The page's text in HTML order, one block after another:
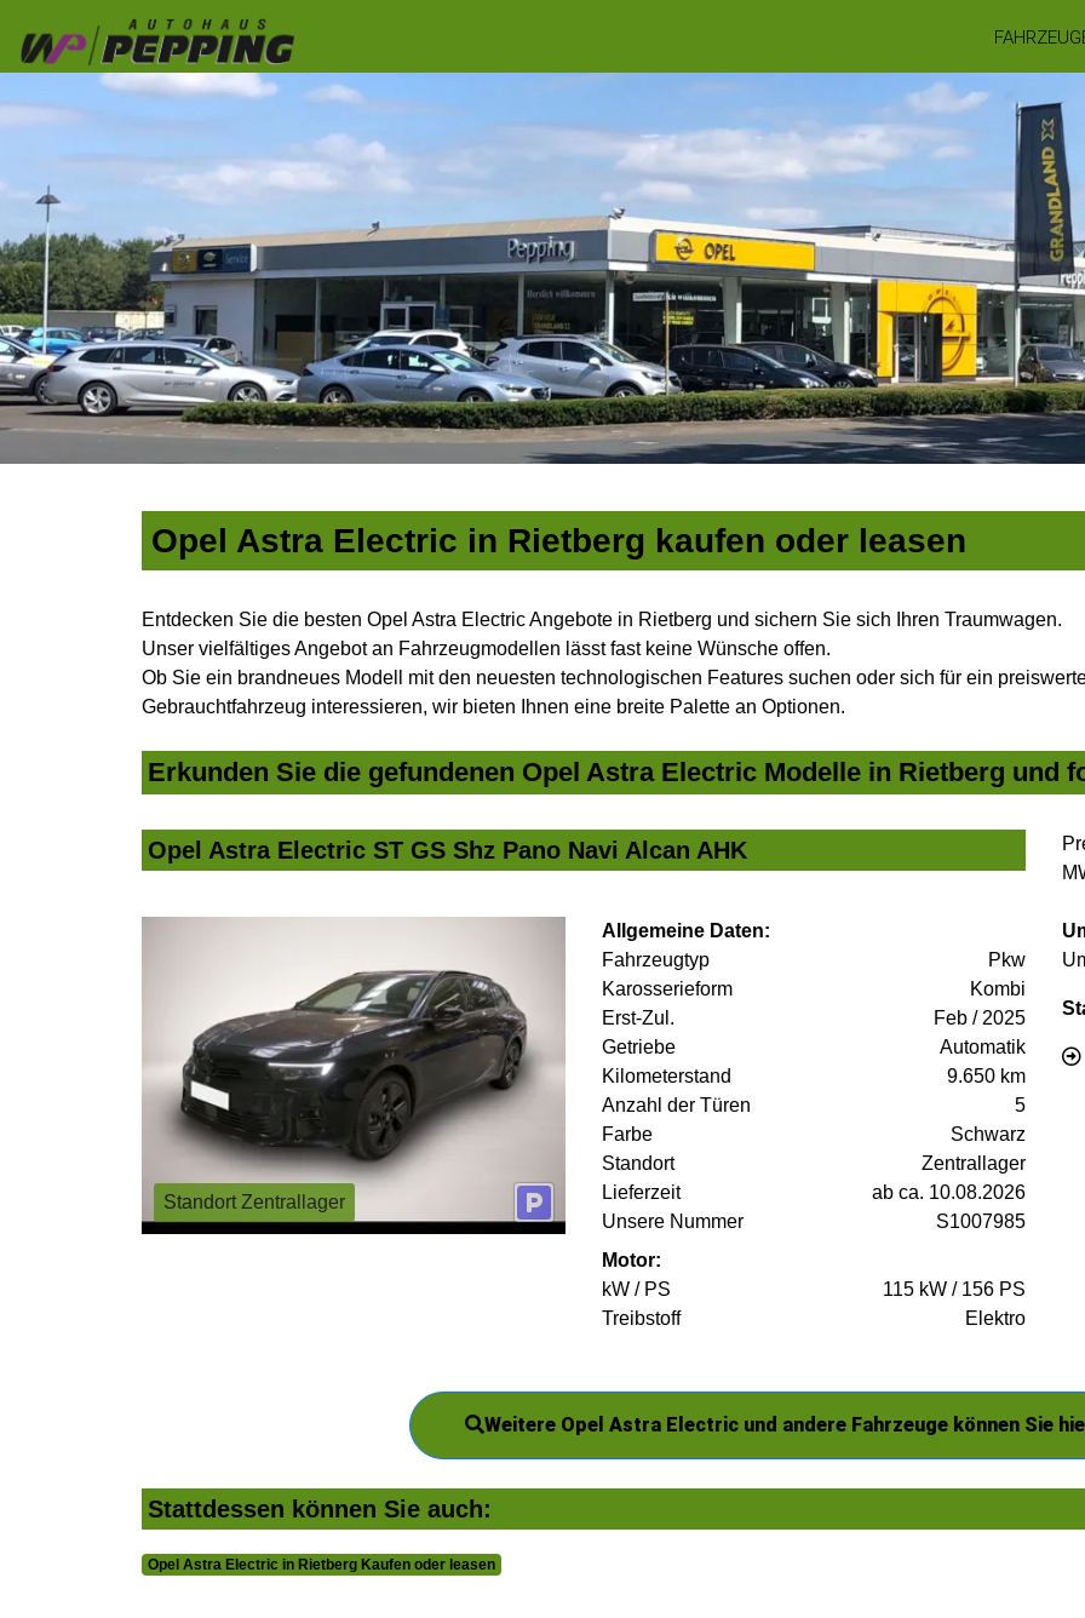
Opel Astra Electric in Rietberg kaufen oder leasen
Entdecken Sie die besten Opel Astra Electric Angebote in Rietberg und sichern Sie sich Ihren Traumwagen.
Unser vielfältiges Angebot an Fahrzeugmodellen lässt fast keine Wünsche offen.
Ob Sie ein brandneues Modell mit den neuesten technologischen Features suchen oder sich für ein
Gebrauchtfahrzeug interessieren, wir bieten Ihnen eine breite Palette an Optionen.
Erkunden Sie die gefundenen Opel Astra Electric Modelle in Rietberg und
Opel Astra Electric ST GS Shz Pano Navi Alcan AHK
Standort Zentrallager
Allgemeine Daten:
Fahrzeugtyp
Pkw
Karosserieform
Kombi
Erst-Zul.
Feb / 2025
Getriebe
Automatik
Kilometerstand
9.650 km
Anzahl der Türen
5
Farbe
Schwarz
Standort
Zentrallager
Lieferzeit
ab ca. 10.08.2026
Unsere Nummer
S1007985
Motor:
kW / PS
115 kW / 156 PS
Treibstoff
Elektro
Weitere Opel Astra Electric und andere Fahrzeuge können Sie
Stattdessen können Sie auch:
Opel Astra Electric in Rietberg Kaufen oder leasen